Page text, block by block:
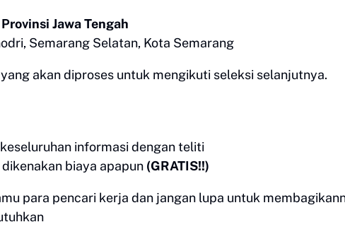
Jawa Tengah
Semarang Selatan, Kota Semarang
akan diproses untuk mengikuti seleksi selanjutnya.
informasi dengan teliti
biaya apapun (GRATIS!!)
para pencari kerja dan jangan lupa untuk